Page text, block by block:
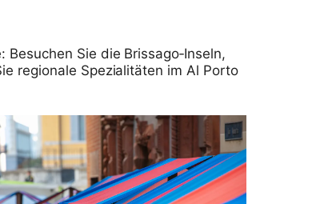
Sie die Brissago‑Inseln,
regionale Spezialitäten im Al Porto